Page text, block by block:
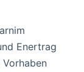
Enertrag